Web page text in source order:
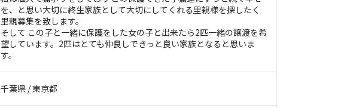
を、と思い大切に終生家族として大切にしてくれる里親様を探したく
里親募集を致します。
そして この子と一緒に保護をした女の子と出来たら2匹一緒の譲渡を希
望しています。2匹はとても仲良しできっと良い家族となると思いま
す。
千葉県 / 東京都